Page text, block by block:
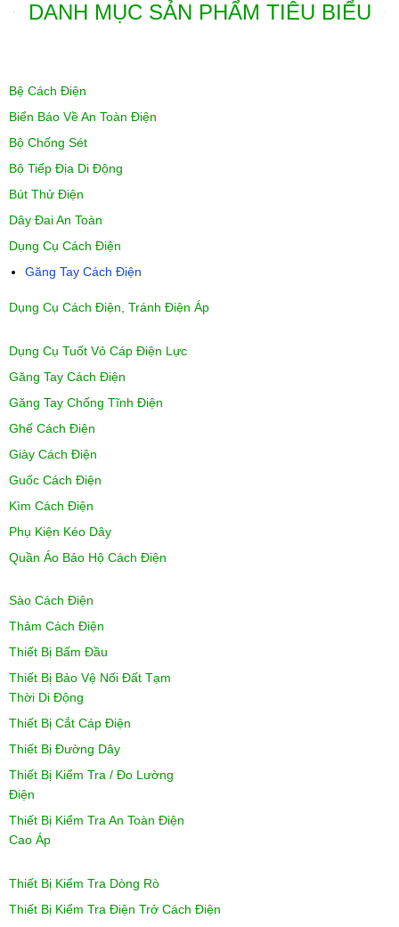
DANH MỤC SẢN PHẨM TIÊU BIỂU
Bệ Cách Điện
Biển Báo Về An Toàn Điện
Bộ Chống Sét
Bộ Tiếp Địa Di Động
Bút Thử Điện
Dây Đai An Toàn
Dụng Cụ Cách Điện
Găng Tay Cách Điện
Dụng Cụ Cách Điện, Tránh Điện Áp
Dụng Cụ Tuốt Vỏ Cáp Điện Lực
Găng Tay Cách Điện
Găng Tay Chống Tĩnh Điện
Ghế Cách Điện
Giày Cách Điện
Guốc Cách Điện
Kìm Cách Điện
Phụ Kiện Kéo Dây
Quần Áo Bảo Hộ Cách Điện
Sào Cách Điện
Thảm Cách Điện
Thiết Bị Bấm Đầu
Thiết Bị Bảo Vệ Nối Đất Tạm
Thời Di Động
Thiết Bị Cắt Cáp Điện
Thiết Bị Đường Dây
Thiết Bị Kiểm Tra / Đo Lường
Điện
Thiết Bị Kiểm Tra An Toàn Điện
Cao Áp
Thiết Bị Kiểm Tra Dòng Rò
Thiết Bị Kiểm Tra Điện Trở Cách Điện